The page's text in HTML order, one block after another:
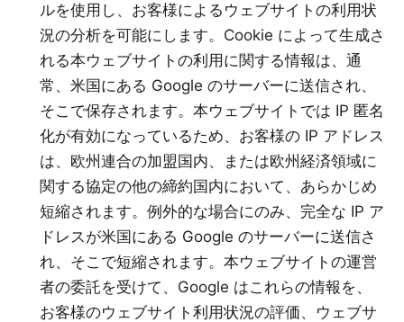
ルを使用し、お客様によるウェブサイトの利用状
況の分析を可能にします。Cookie によって生成さ
れる本ウェブサイトの利用に関する情報は、通
常、米国にある Google のサーバーに送信され、
そこで保存されます。本ウェブサイトでは IP 匿名
化が有効になっているため、お客様の IP アドレス
は、欧州連合の加盟国内、または欧州経済領域に
関する協定の他の締約国内において、あらかじめ
短縮されます。例外的な場合にのみ、完全な IP ア
ドレスが米国にある Google のサーバーに送信さ
れ、そこで短縮されます。本ウェブサイトの運営
者の委託を受けて、Google はこれらの情報を、
お客様のウェブサイト利用状況の評価、ウェブサ